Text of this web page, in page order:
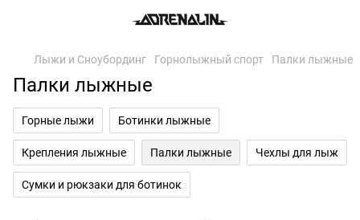
Лыжи и Сноубординг Горнолыжный спорт Палки лыжные
Палки лыжные
Горные лыжи Ботинки лыжные
Крепления лыжные Палки лыжные Чехлы для лыж
Сумки и рюкзаки для ботинок